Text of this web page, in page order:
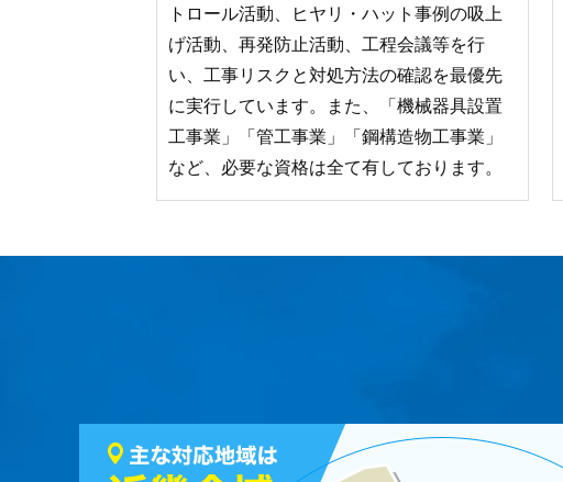
トロール活動、ヒヤリ・ハット事例の吸上
げ活動、再発防止活動、工程会議等を行
い、工事リスクと対処方法の確認を最優先
に実行しています。また、「機械器具設置
工事業」「管工事業」「鋼構造物工事業」
など、必要な資格は全て有しております。